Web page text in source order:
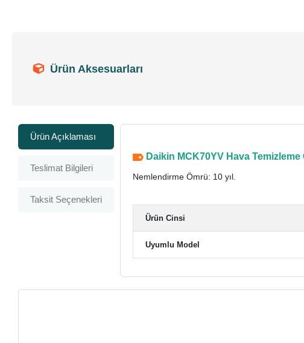
Ürün Aksesuarları
Ürün Açıklaması
Teslimat Bilgileri
Taksit Seçenekleri
Daikin MCK70YV Hava
Nemlendirme Ömrü: 10 yıl.
Ürün Cinsi
Uyumlu Model